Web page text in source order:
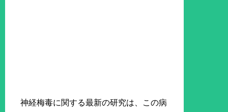
神経梅毒に関する最新の研究は、この病